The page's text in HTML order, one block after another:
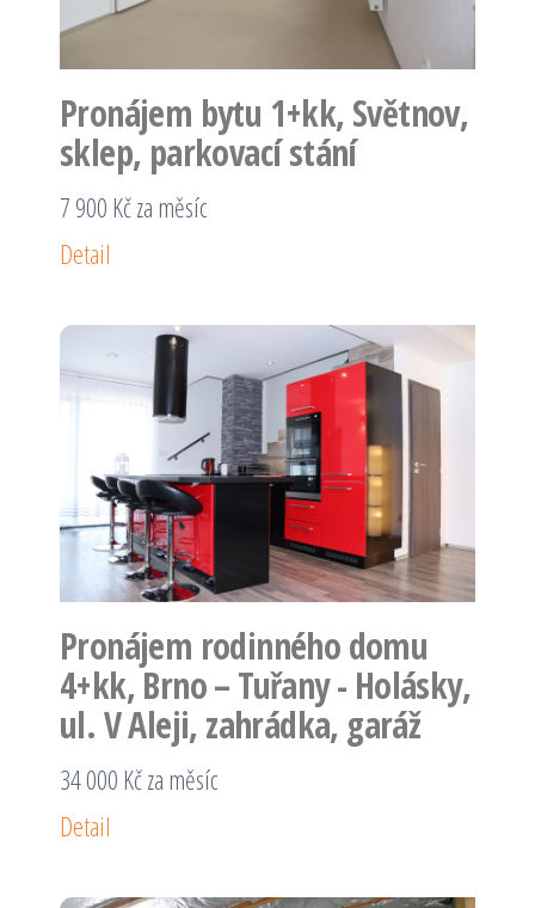
Pronájem bytu 1+kk, Světnov,
sklep, parkovací stání
7 900 Kč za měsíc
Detail
Pronájem rodinného domu
4+kk, Brno – Tuřany - Holásky,
ul. V Aleji, zahrádka, garáž
34 000 Kč za měsíc
Detail